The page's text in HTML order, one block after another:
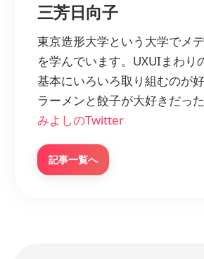
三芳日向子
東京造形大学という大学でメ
を学んでいます。UXUIまわり
基本にいろいろ取り組むのが好
ラーメンと餃子が大好きだった
みよしのTwitter
記事一覧へ